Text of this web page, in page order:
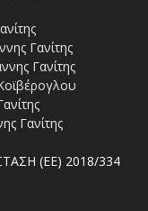
Γανίτης
Γανίτης
Γανίτης
(ΕΕ) 2018/334